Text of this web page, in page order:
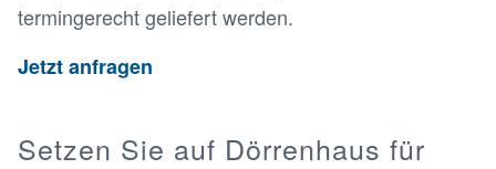
termingerecht geliefert werden.
Jetzt anfragen
Setzen Sie auf Dörrenhaus für